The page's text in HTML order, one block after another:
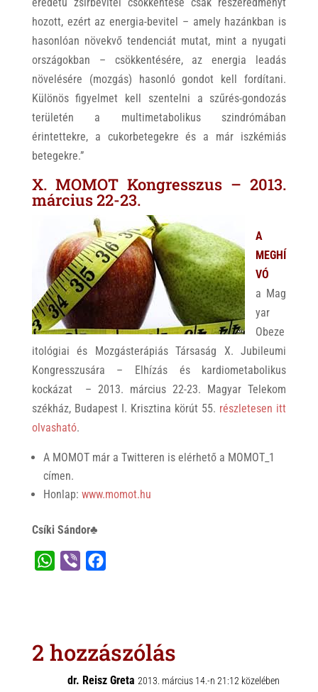
hozott, ezért az energia-bevitel – amely hazánkban is
hasonlóan növekvő tendenciát mutat, mint a nyugati
országokban – csökkentésére, az energia leadás
növelésére (mozgás) hasonló gondot kell fordítani.
Különös figyelmet kell szentelni a szűrés-gondozás
területén a multimetabolikus szindrómában
érintettekre, a cukorbetegekre és a már iszkémiás
betegekre.”
X. MOMOT Kongresszus – 2013.
március 22-23.
A
MEGHÍ
VÓ
a Mag
yar
Obeze
itológiai és Mozgásterápiás Társaság X. Jubileumi
Kongresszusára – Elhízás és kardiometabolikus
kockázat – 2013. március 22-23. Magyar Telekom
székház, Budapest I. Krisztina körút 55. részletesen itt
olvasható.
A MOMOT már a Twitteren is elérhető a MOMOT_1
címen.
Honlap: www.momot.hu
Csíki Sándor♣
A
o
o
2 hozzászólás
dr. Reisz Greta 2013. március 14.-n 21:12 közelében